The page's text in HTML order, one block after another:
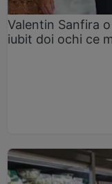
Valentin Sanfira
iubit doi ochi ce